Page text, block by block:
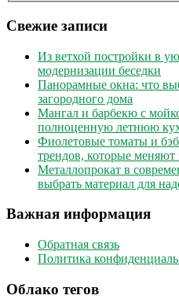
Свежие записи
Из ветхой постройки в
модернизации беседки
Панорамные окна: что
загородного дома
Мангал и барбекю с
полноценную летнюю
Фиолетовые томаты и
трендов, которые меняют
Металлопрокат в
выбрать материал для
Важная информация
Обратная связь
Политика
Облако тегов